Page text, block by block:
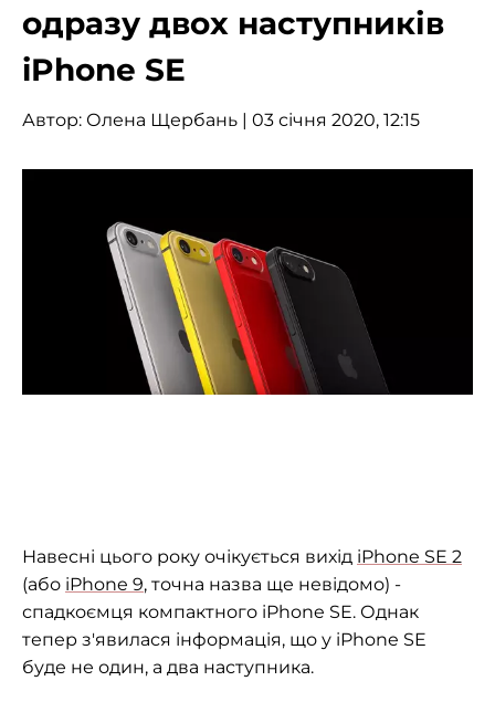
одразу двох наступників
iPhone SE
Автор: Олена Щербань | 03 січня 2020, 12:15
Навесні цього року очікується вихід iPhone SE 2
(або iPhone 9, точна назва ще невідомо) -
спадкоємця компактного iPhone SE. Однак
тепер з'явилася інформація, що у iPhone SE
буде не один, а два наступника.